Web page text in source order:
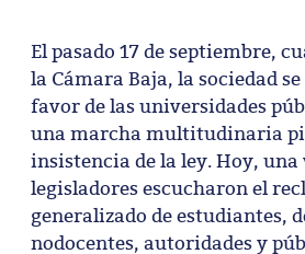
El pasado 17 de septiembre,
la Cámara Baja, la sociedad
favor de las universidades
una marcha multitudinaria
insistencia de la ley. Hoy, una
legisladores escucharon el
generalizado de estudiantes,
nodocentes, autoridades y